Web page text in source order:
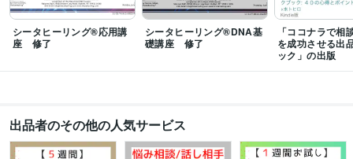
ホームヘルパー2級養成研修修了 取得年 : 2002年
社会福祉士 取得年 : 2006年
精神保健福祉士 取得年 : 2012年
普通自動車運転免許 取得年 : 2000年
ホームヘルパー2級 取得年 : 2001年
社会福祉士 取得年 : 2005年
精神保健福祉士 取得年 : 2011年
シータヒーリング®応用講
座 修了
シータヒーリング®DNA基
礎講座 修了
「ココナラで相
を成功させる出
ック」の出版
出品者のその他の人気サービス